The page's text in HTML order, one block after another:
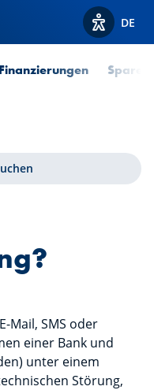
Optionen
DE
Finanzierungen Sparen
Mail, SMS oder
einer Bank und
unter einem
Störung,